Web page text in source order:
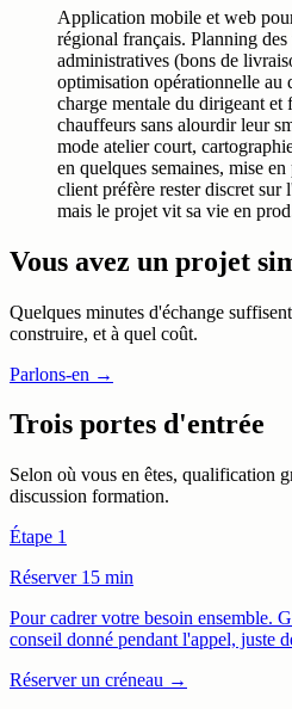
Application mobile et web
régional français. Planning
administratives (bons de
optimisation opérationnelle
charge mentale du dirigeant
chauffeurs sans alourdir leur
mode atelier court,
en quelques semaines, mise
client préfère rester discret
mais le projet vit sa vie en
Vous avez un projet
Quelques minutes d'échange
construire, et à quel coût.
Parlons-en →
Trois portes d'entrée
Selon où vous en êtes, qualification
discussion formation.
Étape 1
Réserver 15 min
Pour cadrer votre besoin ensemble.
conseil donné pendant l'appel, juste
Réserver un créneau →